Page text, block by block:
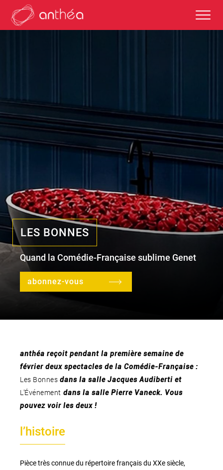
saison 2026-27
éditos
saisons passées
autour des représentations
scolaires et enseignements
partenaires culturels
l'équipe
partenaires et mécènes
tarifs, accès & horaires
bars & restaurants
LES BONNES
Quand la Comédie-Française sublime Genet
abonnez-vous
anthéa reçoit pendant la première semaine de
février deux spectacles de la Comédie-Française :
Les Bonnes dans la salle Jacques Audiberti et
L’Événement dans la salle Pierre Vaneck. Vous
pouvez voir les deux !
l’histoire
Pièce très connue du répertoire français du XXe siècle,